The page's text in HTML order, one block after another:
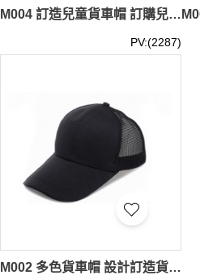
M004 訂造兒童貨車帽 訂購兒童網帽 網上下單網帽 貨車帽供應商 棉綸 貨車帽價格
PV:(2287)
M002 多色貨車帽 設計訂造貨車帽 貨車帽廠房